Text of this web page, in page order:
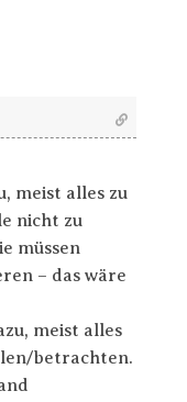
meist alles zu
nicht zu
müssen
– das wäre
meist alles
betrachten.